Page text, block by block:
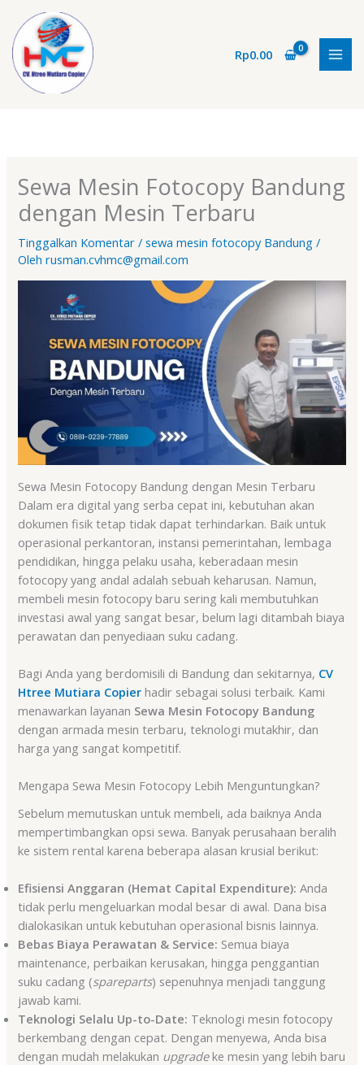
konten
Rp0.00
Sewa Mesin Fotocopy Bandung
dengan Mesin Terbaru
Tinggalkan Komentar /sewa mesin fotocopy Bandung /
Olehrusman.cvhmc@gmail.com
Sewa Mesin Fotocopy Bandung dengan Mesin Terbaru
Dalam era digital yang serba cepat ini, kebutuhan akan
dokumen fisik tetap tidak dapat terhindarkan. Baik untuk
operasional perkantoran, instansi pemerintahan, lembaga
pendidikan, hingga pelaku usaha, keberadaan mesin
fotocopy yang andal adalah sebuah keharusan. Namun,
membeli mesin fotocopy baru sering kali membutuhkan
investasi awal yang sangat besar, belum lagi ditambah biaya
perawatan dan penyediaan suku cadang.
Bagi Anda yang berdomisili di Bandung dan sekitarnya, CV
Htree Mutiara Copier hadir sebagai solusi terbaik. Kami
menawarkan layanan Sewa Mesin Fotocopy Bandung
dengan armada mesin terbaru, teknologi mutakhir, dan
harga yang sangat kompetitif.
Mengapa Sewa Mesin Fotocopy Lebih Menguntungkan?
Sebelum memutuskan untuk membeli, ada baiknya Anda
mempertimbangkan opsi sewa. Banyak perusahaan beralih
ke sistem rental karena beberapa alasan krusial berikut:
Efisiensi Anggaran (Hemat Capital Expenditure): Anda
tidak perlu mengeluarkan modal besar di awal. Dana bisa
dialokasikan untuk kebutuhan operasional bisnis lainnya.
Bebas Biaya Perawatan & Service: Semua biaya
maintenance, perbaikan kerusakan, hingga penggantian
suku cadang (spareparts) sepenuhnya menjadi tanggung
jawab kami.
Teknologi Selalu Up-to-Date: Teknologi mesin fotocopy
berkembang dengan cepat. Dengan menyewa, Anda bisa
dengan mudah melakukan upgradeke mesin yang lebih baru